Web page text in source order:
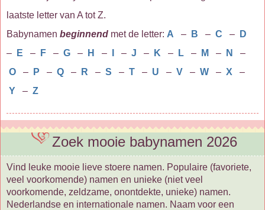
laatste letter van A tot Z.
Babynamen beginnend met de letter: A – B – C –
D
–
E – F – G – H – – J – K – L – M – N
–
O
– P – Q – R – S – T – U – V – W – X
–
Y
– Z
Zoek mooie babynamen 2026
Vind leuke mooie lieve stoere namen. Populaire (favoriete,
veel voorkomende) namen en unieke (niet veel
voorkomende, zeldzame, onontdekte, unieke) namen.
Nederlandse en internationale namen. Naam voor een